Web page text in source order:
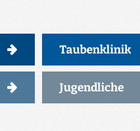
Taubenklinik
Jugendliche